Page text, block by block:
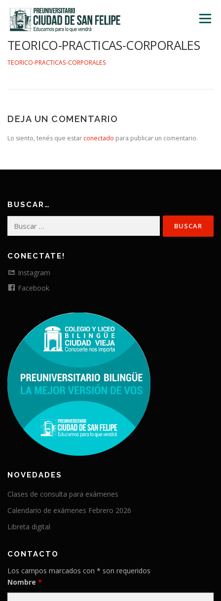
contenido
Menú
TEORICO-PRACTICAS-CORPORALES
TEORICO-PRACTICAS-CORPORALES
DEJA UN COMENTARIO
Lo siento, tenés que estar conectado para publicar un comentario.
BUSCAR…
CONECTATE!
Instagram
Facebook
NOVEDADES
Clases de consulta para exámenes
Calendario de exámenes Febrero 2026
Libreta digital
CONTACTO
Los campos marcados con * son requeridos
Nombre *